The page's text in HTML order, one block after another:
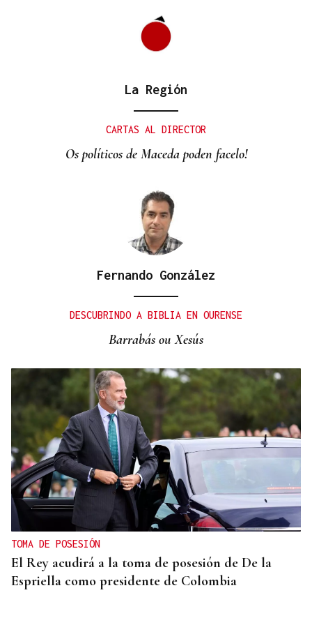
Gráfico | España roza los 50 millones de habitantes
La Región
CARTAS AL DIRECTOR
Os políticos de Maceda poden facelo!
Fernando González
DESCUBRINDO A BIBLIA EN OURENSE
Barrabás ou Xesús
TOMA DE POSESIÓN
El Rey acudirá a la toma de posesión de De la
Espriella como presidente de Colombia